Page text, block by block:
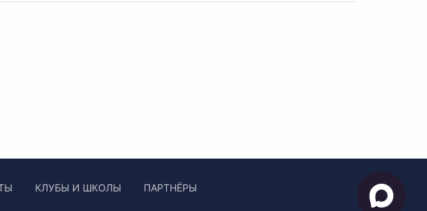
КЛУБЫ И ШКОЛЫ ПАРТНЁРЫ